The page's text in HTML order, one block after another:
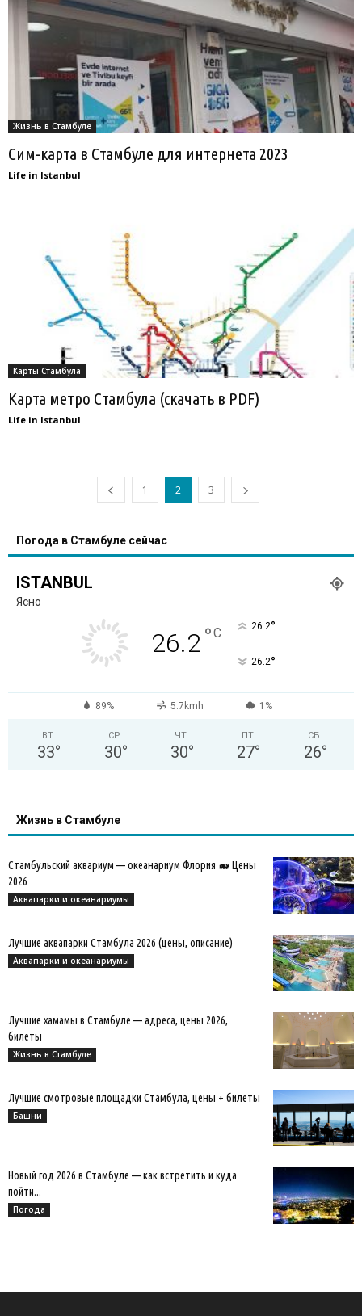
Жизнь в Стамбуле
Сим-карта в Стамбуле для интернета 2023
Life in Istanbul
Карты Стамбула
Карта метро Стамбула (скачать в PDF)
Life in Istanbul
1 2 3
Погода в Стамбуле сейчас
ISTANBUL
Ясно
26.2°C 26.2°
26.2°
89% 5.7kmh 1%
ВТ
33°
СР
30°
ЧТ
30°
ПТ
27°
СБ
26°
Жизнь в Стамбуле
Стамбульский аквариум — океанариум Флория 🐋 Цены
2026
Аквапарки и океанариумы
Лучшие аквапарки Стамбула 2026 (цены, описание)
Аквапарки и океанариумы
Лучшие хамамы в Стамбуле — адреса, цены 2026,
билеты
Жизнь в Стамбуле
Лучшие смотровые площадки Стамбула, цены + билеты
Башни
Новый год 2026 в Стамбуле — как встретить и куда
пойти...
Погода